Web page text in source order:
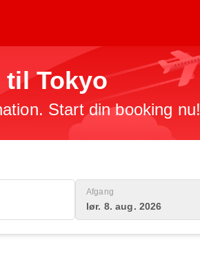
Tokyo
Start din booking nu!
Afgang
lør. 8. aug. 2026